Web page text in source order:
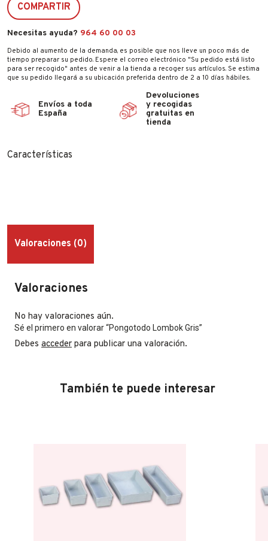
COMPARTIR
Necesitas ayuda? 964 60 00 03
Debido al aumento de la demanda, es posible que nos lleve un poco más de
tiempo preparar su pedido. Espere el correo electrónico "Su pedido está listo
para ser recogido" antes de venir a la tienda a recoger sus artículos. Se estima
que su pedido llegará a su ubicación preferida dentro de 2 a 10 días hábiles.
Envíos a toda
España
Devoluciones
y recogidas
gratuitas en
tienda
Características
Valoraciones (0)
Valoraciones
No hay valoraciones aún.
Sé el primero en valorar “Pongotodo Lombok Gris”
Debes acceder para publicar una valoración.
También te puede interesar